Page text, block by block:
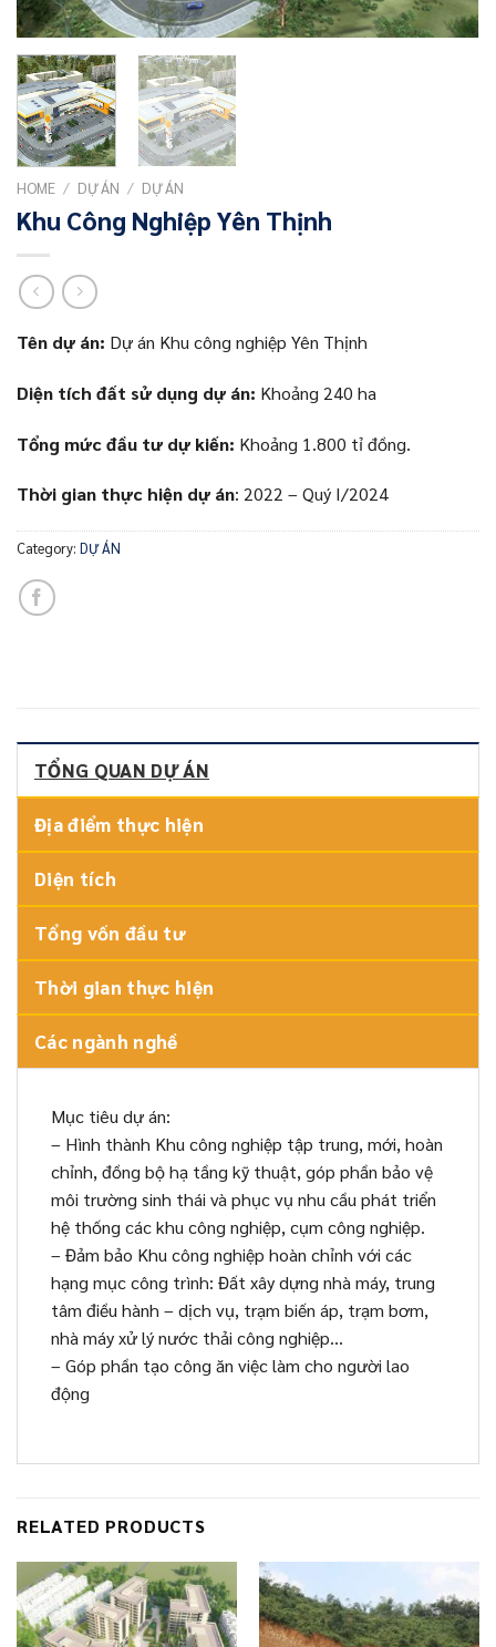
HOME / DỰ ÁN / DỰ ÁN
Khu Công Nghiệp Yên Thịnh
Tên dự án: Dự án Khu công nghiệp Yên Thịnh
Diện tích đất sử dụng dự án: Khoảng 240 ha
Tổng mức đầu tư dự kiến: Khoảng 1.800 tỉ đồng.
Thời gian thực hiện dự án: 2022 – Quý I/2024
Category: DỰ ÁN
TỔNG QUAN DỰ ÁN
Địa điểm thực hiện
Diện tích
Tổng vốn đầu tư
Thời gian thực hiện
Các ngành nghề
Mục tiêu dự án:
– Hình thành Khu công nghiệp tập trung, mới, hoàn
chỉnh, đồng bộ hạ tầng kỹ thuật, góp phần bảo vệ
môi trường sinh thái và phục vụ nhu cầu phát triển
hệ thống các khu công nghiệp, cụm công nghiệp.
– Đảm bảo Khu công nghiệp hoàn chỉnh với các
hạng mục công trình: Đất xây dựng nhà máy, trung
tâm điều hành – dịch vụ, trạm biến áp, trạm bơm,
nhà máy xử lý nước thải công nghiệp…
– Góp phần tạo công ăn việc làm cho người lao
động
RELATED PRODUCTS